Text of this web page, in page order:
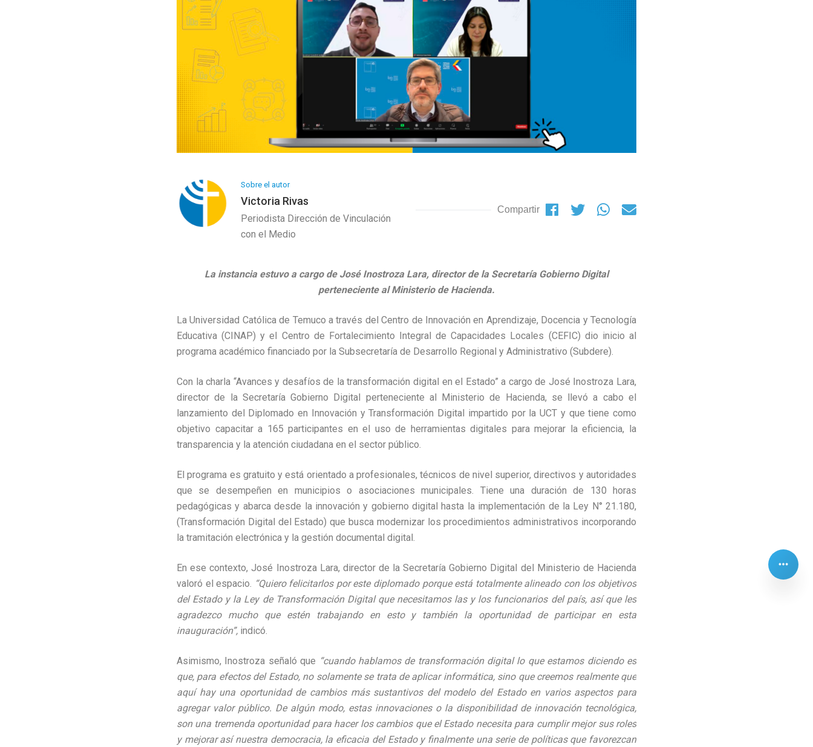
Sobre el autor
Victoria Rivas
Periodista Dirección de Vinculación
con el Medio
Compartir
La instancia estuvo a cargo de José Inostroza Lara, director de la Secretaría Gobierno Digital
perteneciente al Ministerio de Hacienda.
La Universidad Católica de Temuco a través del Centro de Innovación en Aprendizaje, Docencia y Tecnología
Educativa (CINAP) y el Centro de Fortalecimiento Integral de Capacidades Locales (CEFIC) dio inicio al
programa académico financiado por la Subsecretaría de Desarrollo Regional y Administrativo (Subdere).
Con la charla “Avances y desafíos de la transformación digital en el Estado” a cargo de José Inostroza Lara,
director de la Secretaría Gobierno Digital perteneciente al Ministerio de Hacienda, se llevó a cabo el
lanzamiento del Diplomado en Innovación y Transformación Digital impartido por la UCT y que tiene como
objetivo capacitar a 165 participantes en el uso de herramientas digitales para mejorar la eficiencia, la
transparencia y la atención ciudadana en el sector público.
El programa es gratuito y está orientado a profesionales, técnicos de nivel superior, directivos y autoridades
que se desempeñen en municipios o asociaciones municipales. Tiene una duración de 130 horas
pedagógicas y abarca desde la innovación y gobierno digital hasta la implementación de la Ley N° 21.180,
(Transformación Digital del Estado) que busca modernizar los procedimientos administrativos incorporando
la tramitación electrónica y la gestión documental digital.
En ese contexto, José Inostroza Lara, director de la Secretaría Gobierno Digital del Ministerio de Hacienda
valoró el espacio. “Quiero felicitarlos por este diplomado porque está totalmente alineado con los objetivos
del Estado y la Ley de Transformación Digital que necesitamos las y los funcionarios del país, así que les
agradezco mucho que estén trabajando en esto y también la oportunidad de participar en esta
inauguración”, indicó.
Asimismo, Inostroza señaló que “cuando hablamos de transformación digital lo que estamos diciendo es
que, para efectos del Estado, no solamente se trata de aplicar informática, sino que creemos realmente que
aquí hay una oportunidad de cambios más sustantivos del modelo del Estado en varios aspectos para
agregar valor público. De algún modo, estas innovaciones o la disponibilidad de innovación tecnológica,
son una tremenda oportunidad para hacer los cambios que el Estado necesita para cumplir mejor sus roles
y mejorar así nuestra democracia, la eficacia del Estado y finalmente una serie de políticas que favorezcan